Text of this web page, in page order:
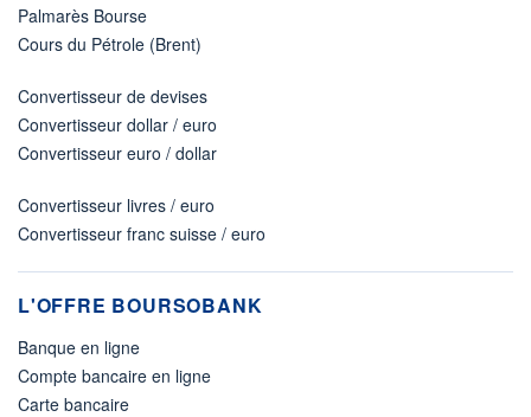
Palmarès Bourse
Cours du Pétrole (Brent)
Convertisseur de devises
Convertisseur dollar / euro
Convertisseur euro / dollar
Convertisseur livres / euro
Convertisseur franc suisse / euro
L'OFFRE BOURSOBANK
Banque en ligne
Compte bancaire en ligne
Carte bancaire